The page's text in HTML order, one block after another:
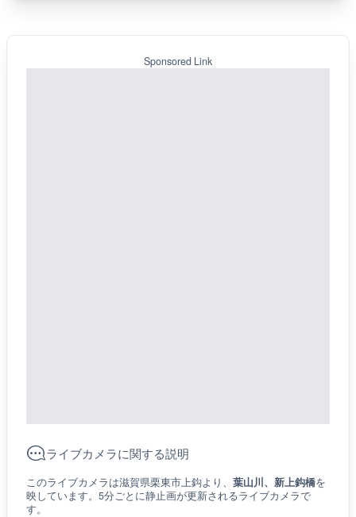
Sponsored Link
ライブカメラに関する説明
このライブカメラは滋賀県栗東市上鈎より、 葉山川、新上鈎橋を
映しています。5分ごとに静止画が更新されるライブカメラで
す。